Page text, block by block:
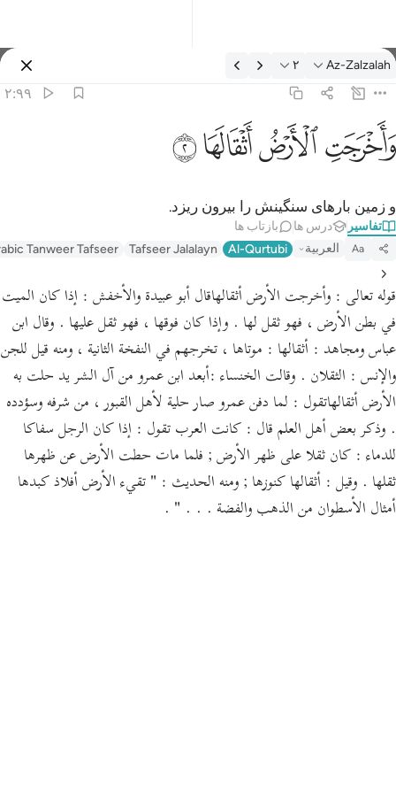
تفسیر: Az-Zalzalah ۲:۹۹
Az-Zalzalah ۲
۲:۹۹
واخرجت الارض اثقالها ٢
وَأَخْرَجَتِ ٱلْأَرْضُ أَثْقَالَهَا ٢
ﱺﱻﱼﱽ
و زمین بار‌های سنگینش را بیرون ریزد.
تفاسیر درس ها بازتاب ها
Aa العربية Al-Qurtubi
Tafseer Jalalayn
Tanweer Tafseer
قوله تعالى : وأخرجت الأرض أثقالهاقال أبو عبيدة والأخفش : إذا كان الميت
في بطن الأرض ، فهو ثقل لها . وإذا كان فوقها ، فهو ثقل عليها . وقال ابن
عباس ومجاهد : أثقالها : موتاها ، تخرجهم في النفخة الثانية ، ومنه قيل للجن
والإنس : الثقلان . وقالت الخنساء :أبعد ابن عمرو من آل الشر يد حلت به
الأرض أثقالهاتقول : لما دفن عمرو صار حلية لأهل القبور ، من شرفه وسؤدده
. وذكر بعض أهل العلم قال : كانت العرب تقول : إذا كان الرجل سفاكا
للدماء : كان ثقلا على ظهر الأرض ; فلما مات حطت الأرض عن ظهرها
ثقلها . وقيل : أثقالها كنوزها ; ومنه الحديث : " تقيء الأرض أفلاذ كبدها
أمثال الأسطوان من الذهب والفضة . . . " .